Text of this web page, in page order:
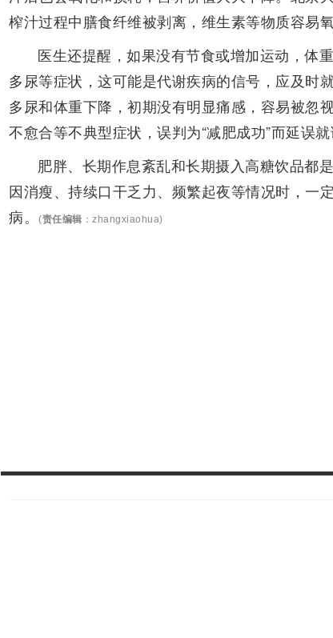
榨汁过程中膳食纤维被剥离，维生素等物质容易
医生还提醒，如果没有节食或增加运动，体
多尿等症状，这可能是代谢疾病的信号，应及时
多尿和体重下降，初期没有明显痛感，容易被忽
不愈合等不典型症状，误判为“减肥成功”而延误就
肥胖、长期作息紊乱和长期摄入高糖饮品都
因消瘦、持续口干乏力、频繁起夜等情况时，一
病。
(责任编辑 ：zhangxiaohua)